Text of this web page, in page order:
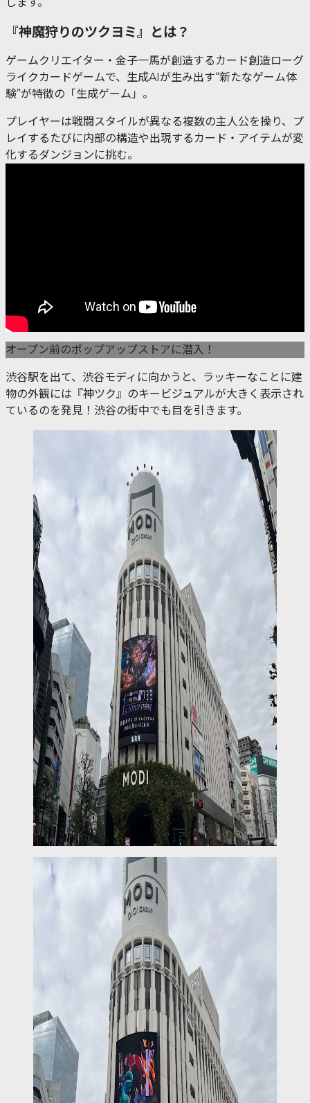
します。
『神魔狩りのツクヨミ』とは？
ゲームクリエイター・金子一馬が創造するカード創造ローグ
ライクカードゲームで、生成AIが生み出す“新たなゲーム体
験”が特徴の「生成ゲーム」。
プレイヤーは戦闘スタイルが異なる複数の主人公を操り、プ
レイするたびに内部の構造や出現するカード・アイテムが変
化するダンジョンに挑む。
オープン前のポップアップストアに潜入！
渋谷駅を出て、渋谷モディに向かうと、ラッキーなことに建
物の外観には『神ツク』のキービジュアルが大きく表示され
ているのを発見！渋谷の街中でも目を引きます。